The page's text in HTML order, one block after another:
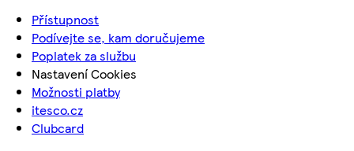
Přístupnost
Podívejte se, kam doručujeme
Poplatek za službu
Nastavení Cookies
Možnosti platby
itesco.cz
Clubcard